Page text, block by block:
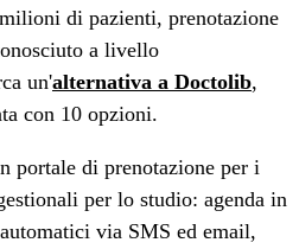
di pazienti, prenotazione
a livello
un'alternativa a Doctolib,
con 10 opzioni.
portale di prenotazione per i
per lo studio: agenda in
via SMS ed email,